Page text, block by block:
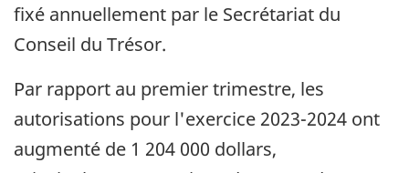
fixé annuellement par le Secrétariat du
Conseil du Trésor.
Par rapport au premier trimestre, les
autorisations pour l'exercice 2023-2024 ont
augmenté de 1 204 000 dollars,